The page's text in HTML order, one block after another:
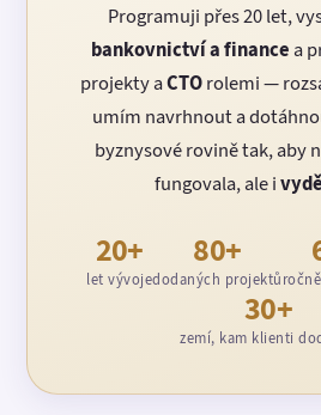
Programuji přes 20 let,
bankovnictví a finance a
projekty aCTOrolemi —
umím navrhnout a
byznysové rovině tak, aby
fungovala, ale i
20+
let vývoje
80+
dodaných projektů
30+
zemí, kam klienti